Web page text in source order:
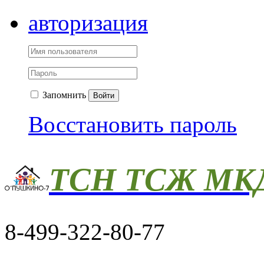
авторизация
Запомнить Войти
Восстановить пароль
ТСН ТСЖ
8-499-322-80-77